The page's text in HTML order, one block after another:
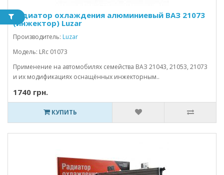
Радиатор охлаждения алюминиевый ВАЗ 21073
(инжектор) Luzar
Производитель: Luzar
Модель: LRc 01073
Применение на автомобилях семейства ВАЗ 21043, 21053, 21073
и их модификациях оснащённых инжекторным..
1740 грн.
КУПИТЬ